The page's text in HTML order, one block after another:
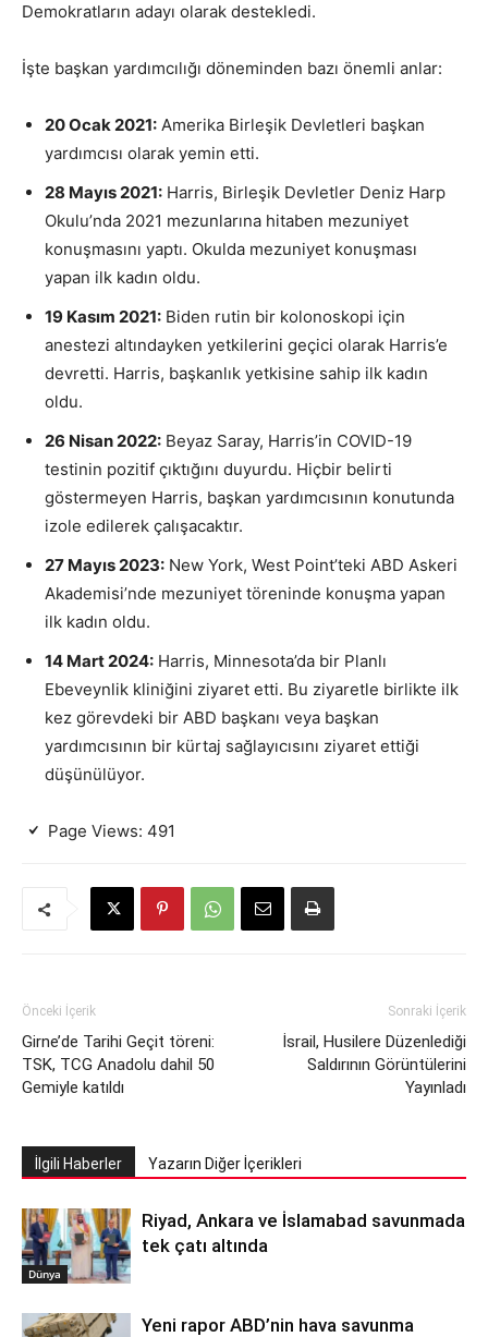
Demokratların adayı olarak destekledi.
İşte başkan yardımcılığı döneminden bazı önemli anlar:
20 Ocak 2021: Amerika Birleşik Devletleri başkan
yardımcısı olarak yemin etti.
28 Mayıs 2021: Harris, Birleşik Devletler Deniz Harp
Okulu’nda 2021 mezunlarına hitaben mezuniyet
konuşmasını yaptı. Okulda mezuniyet konuşması
yapan ilk kadın oldu.
19 Kasım 2021: Biden rutin bir kolonoskopi için
anestezi altındayken yetkilerini geçici olarak Harris’e
devretti. Harris, başkanlık yetkisine sahip ilk kadın
oldu.
26 Nisan 2022: Beyaz Saray, Harris’in COVID-19
testinin pozitif çıktığını duyurdu. Hiçbir belirti
göstermeyen Harris, başkan yardımcısının konutunda
izole edilerek çalışacaktır.
27 Mayıs 2023: New York, West Point’teki ABD Askeri
Akademisi’nde mezuniyet töreninde konuşma yapan
ilk kadın oldu.
14 Mart 2024: Harris, Minnesota’da bir Planlı
Ebeveynlik kliniğini ziyaret etti. Bu ziyaretle birlikte ilk
kez görevdeki bir ABD başkanı veya başkan
yardımcısının bir kürtaj sağlayıcısını ziyaret ettiği
düşünülüyor.
Page Views: 491
Önceki İçerik
Girne’de Tarihi Geçit töreni:
TSK, TCG Anadolu dahil 50
Gemiyle katıldı
Sonraki İçerik
İsrail, Husilere Düzenlediği
Saldırının Görüntülerini
Yayınladı
İlgili Haberler Yazarın Diğer İçerikleri
Dünya
Riyad, Ankara ve İslamabad savunmada
tek çatı altında
Yeni rapor ABD’nin hava savunma